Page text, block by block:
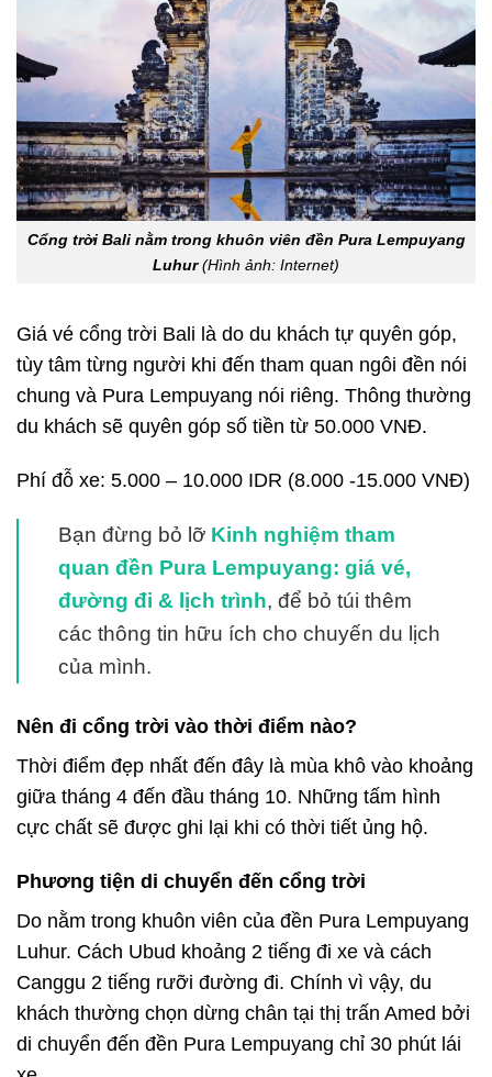
Cổng trời Bali nằm trong khuôn viên đền Pura Lempuyang
Luhur(Hình ảnh: Internet)
Giá vé cổng trời Bali là do du khách tự quyên góp,
tùy tâm từng người khi đến tham quan ngôi đền nói
chung và Pura Lempuyang nói riêng. Thông thường
du khách sẽ quyên góp số tiền từ 50.000 VNĐ.
Phí đỗ xe: 5.000 – 10.000 IDR (8.000 -15.000 VNĐ)
Bạn đừng bỏ lỡ Kinh nghiệm tham
quan đền Pura Lempuyang: giá vé,
đường đi & lịch trình, để bỏ túi thêm
các thông tin hữu ích cho chuyến du lịch
của mình.
Nên đi cổng trời vào thời điểm nào?
Thời điểm đẹp nhất đến đây là mùa khô vào khoảng
giữa tháng 4 đến đầu tháng 10. Những tấm hình
cực chất sẽ được ghi lại khi có thời tiết ủng hộ.
Phương tiện di chuyển đến cổng trời
Do nằm trong khuôn viên của đền Pura Lempuyang
Luhur. Cách Ubud khoảng 2 tiếng đi xe và cách
Canggu 2 tiếng rưỡi đường đi. Chính vì vậy, du
khách thường chọn dừng chân tại thị trấn Amed bởi
di chuyển đến đền Pura Lempuyang chỉ 30 phút lái